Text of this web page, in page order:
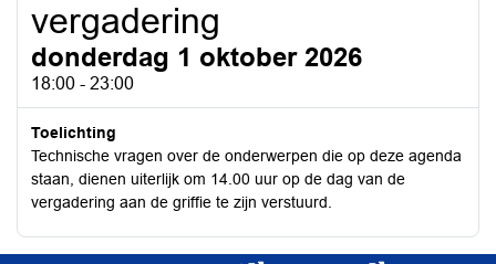
vergadering
donderdag 1 oktober 2026
18:00 - 23:00
Toelichting
Technische vragen over de onderwerpen die op deze agenda
staan, dienen uiterlijk om 14.00 uur op de dag van de
vergadering aan de griffie te zijn verstuurd.